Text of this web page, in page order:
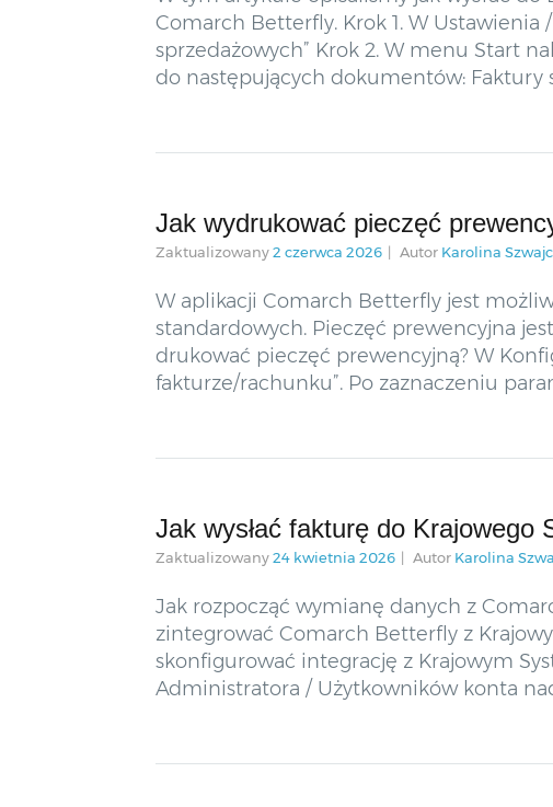
Comarch Betterfly. Krok 1. W
sprzedażowych” Krok 2. W menu Start
do następujących dokumentów: Faktury
Jak wydrukować pieczęć
Zaktualizowany2 czerwca 2026 Autor Karolina
W aplikacji Comarch Betterfly jest
standardowych. Pieczęć prewencyjna
drukować pieczęć prewencyjną? W
fakturze/rachunku”. Po zaznaczeniu
Jak wysłać fakturę do Krajowego
Zaktualizowany24 kwietnia 2026 Autor Karolina
Jak rozpocząć wymianę danych z
zintegrować Comarch Betterfly z
skonfigurować integrację z Krajowym
Administratora / Użytkowników konta